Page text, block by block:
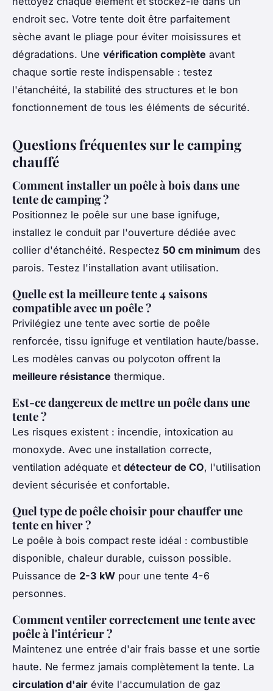
endroit sec. Votre tente doit être parfaitement
sèche avant le pliage pour éviter moisissures et
dégradations. Une vérification complète avant
chaque sortie reste indispensable : testez
l'étanchéité, la stabilité des structures et le bon
fonctionnement de tous les éléments de sécurité.
Questions fréquentes sur le camping
chauffé
Comment installer un poêle à bois dans une
tente de camping ?
Positionnez le poêle sur une base ignifuge,
installez le conduit par l'ouverture dédiée avec
collier d'étanchéité. Respectez 50 cm minimum des
parois. Testez l'installation avant utilisation.
Quelle est la meilleure tente 4 saisons
compatible avec un poêle ?
Privilégiez une tente avec sortie de poêle
renforcée, tissu ignifuge et ventilation haute/basse.
Les modèles canvas ou polycoton offrent la
meilleure résistance thermique.
Est-ce dangereux de mettre un poêle dans une
tente ?
Les risques existent : incendie, intoxication au
monoxyde. Avec une installation correcte,
ventilation adéquate et détecteur de CO, l'utilisation
devient sécurisée et confortable.
Quel type de poêle choisir pour chauffer une
tente en hiver ?
Le poêle à bois compact reste idéal : combustible
disponible, chaleur durable, cuisson possible.
Puissance de 2-3 kW pour une tente 4-6
personnes.
Comment ventiler correctement une tente avec
poêle à l'intérieur ?
Maintenez une entrée d'air frais basse et une sortie
haute. Ne fermez jamais complètement la tente. La
circulation d'air évite l'accumulation de gaz